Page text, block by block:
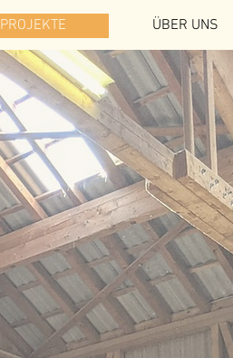
PROJEKTE ÜBER UNS